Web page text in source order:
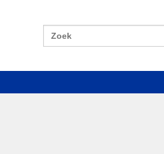
Zoek
naar: